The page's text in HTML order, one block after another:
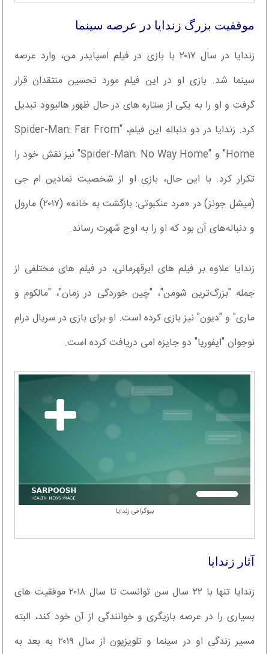
موفقیت بزرگ زندایا در عرصه سینما
زندایا در سال ۲۰۱۷ با بازی در فیلم اسپایدر من، وارد عرصه
سینما شد. بازی او در این فیلم مورد تحسین منتقدان قرار
گرفت و او را به یکی از ستاره های در حال ظهور هالیوود تبدیل
کرد. زندایا در دو دنباله این فیلم، "Spider-Man: Far From
Home" و "Spider-Man: No Way Home" نیز نقش خود را
تکرار کرد. با این حال، بازی او از شخصیت نمادین ام جی
(میشل جونز) در «مرد عنکبوتی: بازگشت به خانه» (۲۰۱۷) مارول
و دنباله‌های آن بود که او را به اوج شهرت رساند.
زندایا علاوه بر فیلم های ابرقهرمانی، در فیلم های مختلفی از
جمله "بزرگ‌ترین شومن"، "چین خوردگی در زمان"، "مالکوم و
ماری" و "دیون" نیز بازی کرده است. او برای بازی در سریال درام
نوجوان "ایفوریا" دو جایزه امی دریافت کرده است.
بیوگرافی زندایا
آثار زندایا
زندایا تنها با ۲۲ سال سن توانست تا سال ۲۰۱۸ موفقیت های
بسیاری را در عرصه بازیگری و خوانندگی از آن خود کند، البته
مسیر زندگی او در سینما و تلویزیون از سال ۲۰۱۹ به بعد به